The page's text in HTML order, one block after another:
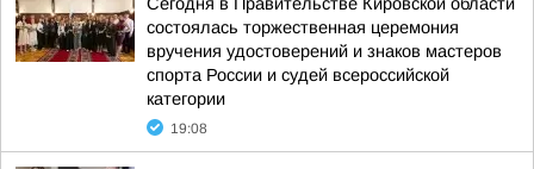
состоялась торжественная церемония
вручения удостоверений и знаков мастеров
спорта России и судей всероссийской
категории
19:08